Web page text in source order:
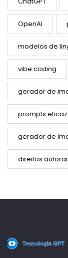
OpenAI
modelos de
vibe coding
gerador de
prompts
gerador de
direitos